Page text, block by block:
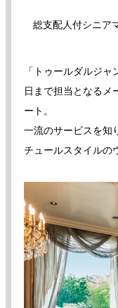
総支配人付シニア
「トゥールダルジ
日まで担当となるメ
ート。
一流のサービスを知
チュールスタイルの